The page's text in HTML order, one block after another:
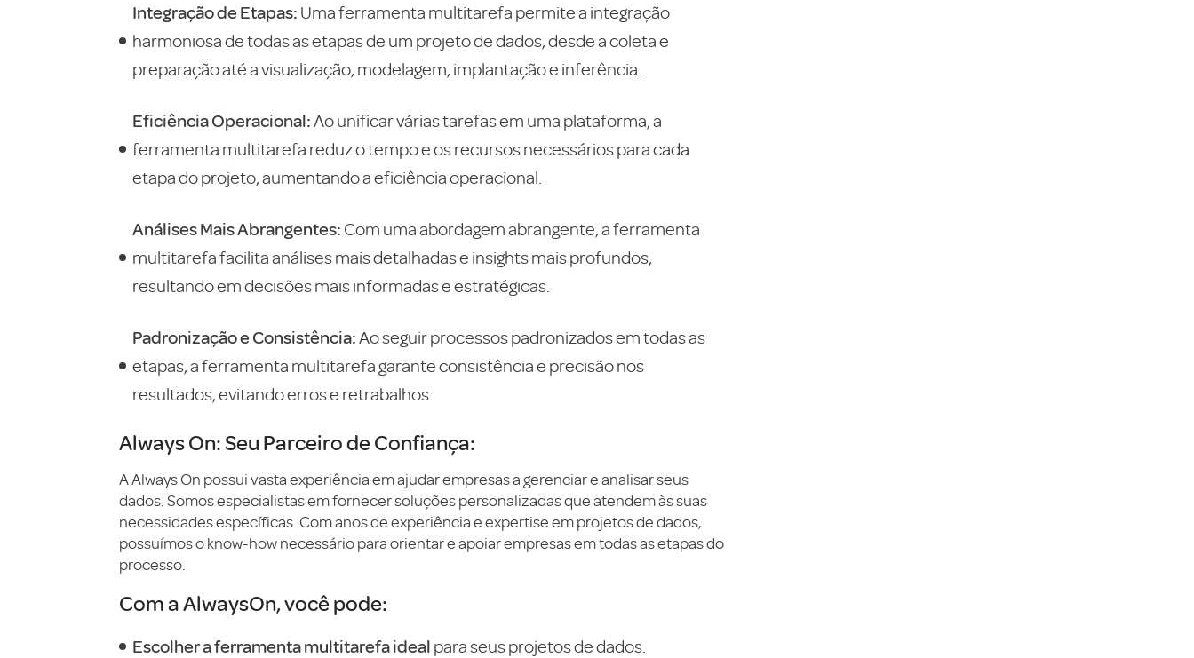
Integração de Etapas: Uma ferramenta multitarefa permite a integração
harmoniosa de todas as etapas de um projeto de dados, desde a coleta e
preparação até a visualização, modelagem, implantação e inferência.
Eficiência Operacional:Ao unificar várias tarefas em uma plataforma, a
ferramenta multitarefa reduz o tempo e os recursos necessários para cada
etapa do projeto, aumentando a eficiência operacional.
Análises Mais Abrangentes: Com uma abordagem abrangente, a ferramenta
multitarefa facilita análises mais detalhadas e insights mais profundos,
resultando em decisões mais informadas e estratégicas.
Padronização e Consistência:Ao seguir processos padronizados em todas as
etapas, a ferramenta multitarefa garante consistência e precisão nos
resultados, evitando erros e retrabalhos.
Always On: Seu Parceiro de Confiança:
A Always On possui vasta experiência em ajudar empresas a gerenciar e analisar seus
dados. Somos especialistas em fornecer soluções personalizadas que atendem às suas
necessidades específicas. Com anos de experiência e expertise em projetos de dados,
possuímos o know-how necessário para orientar e apoiar empresas em todas as etapas do
processo.
Com a AlwaysOn, você pode:
Escolher a ferramenta multitarefa ideal para seus projetos de dados.